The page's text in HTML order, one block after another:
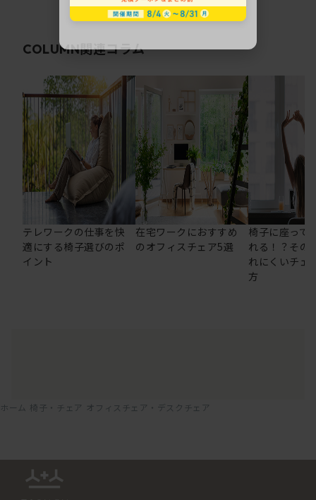
COLUMN関連コラム
テレワークの仕事を快
適にする椅子選びのポ
イント
在宅ワークにおすすめ
のオフィスチェア5選
椅子に座って
れる！？その
れにくいチェ
方
ホーム 椅子・チェア オフィスチェア・デスクチェア